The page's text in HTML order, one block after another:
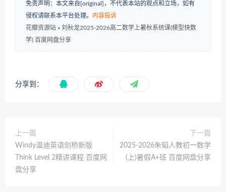
免责声明：本文来自[original]，不代表本站的观点和立场，如有
侵权请联系本平台处理。 内容投诉
花瓣资源站 » 刘秋龙2025-2026高二数学上暑秋系统课(模型快数
学) 百度网盘分享
分享到：
上一篇
Windy温迪英语剑桥新版
Think Level 2精讲课程 百度网
盘分享
下一篇
2025-2026朱韬人教初一数学
(上)暑假A+班 百度网盘分享